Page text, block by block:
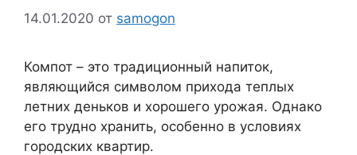
14.01.2020 от samogon
Компот – это традиционный напиток,
являющийся символом прихода теплых
летних деньков и хорошего урожая. Однако
его трудно хранить, особенно в условиях
городских квартир.